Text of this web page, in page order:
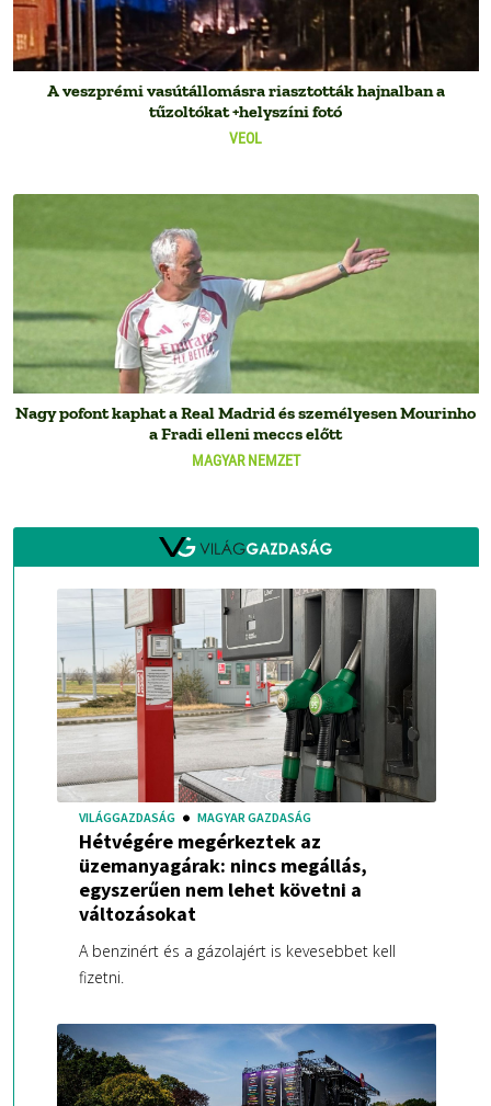
VEOL
A veszprémi vasútállomásra riasztották hajnalban a
tűzoltókat +helyszíni fotó
MAGYAR NEMZET
Nagy pofont kaphat a Real Madrid és személyesen Mourinho
a Fradi elleni meccs előtt
VILÁGGAZDASÁG MAGYAR GAZDASÁG
Hétvégére megérkeztek az
üzemanyagárak: nincs megállás,
egyszerűen nem lehet követni a
változásokat
A benzinért és a gázolajért is kevesebbet kell
fizetni.